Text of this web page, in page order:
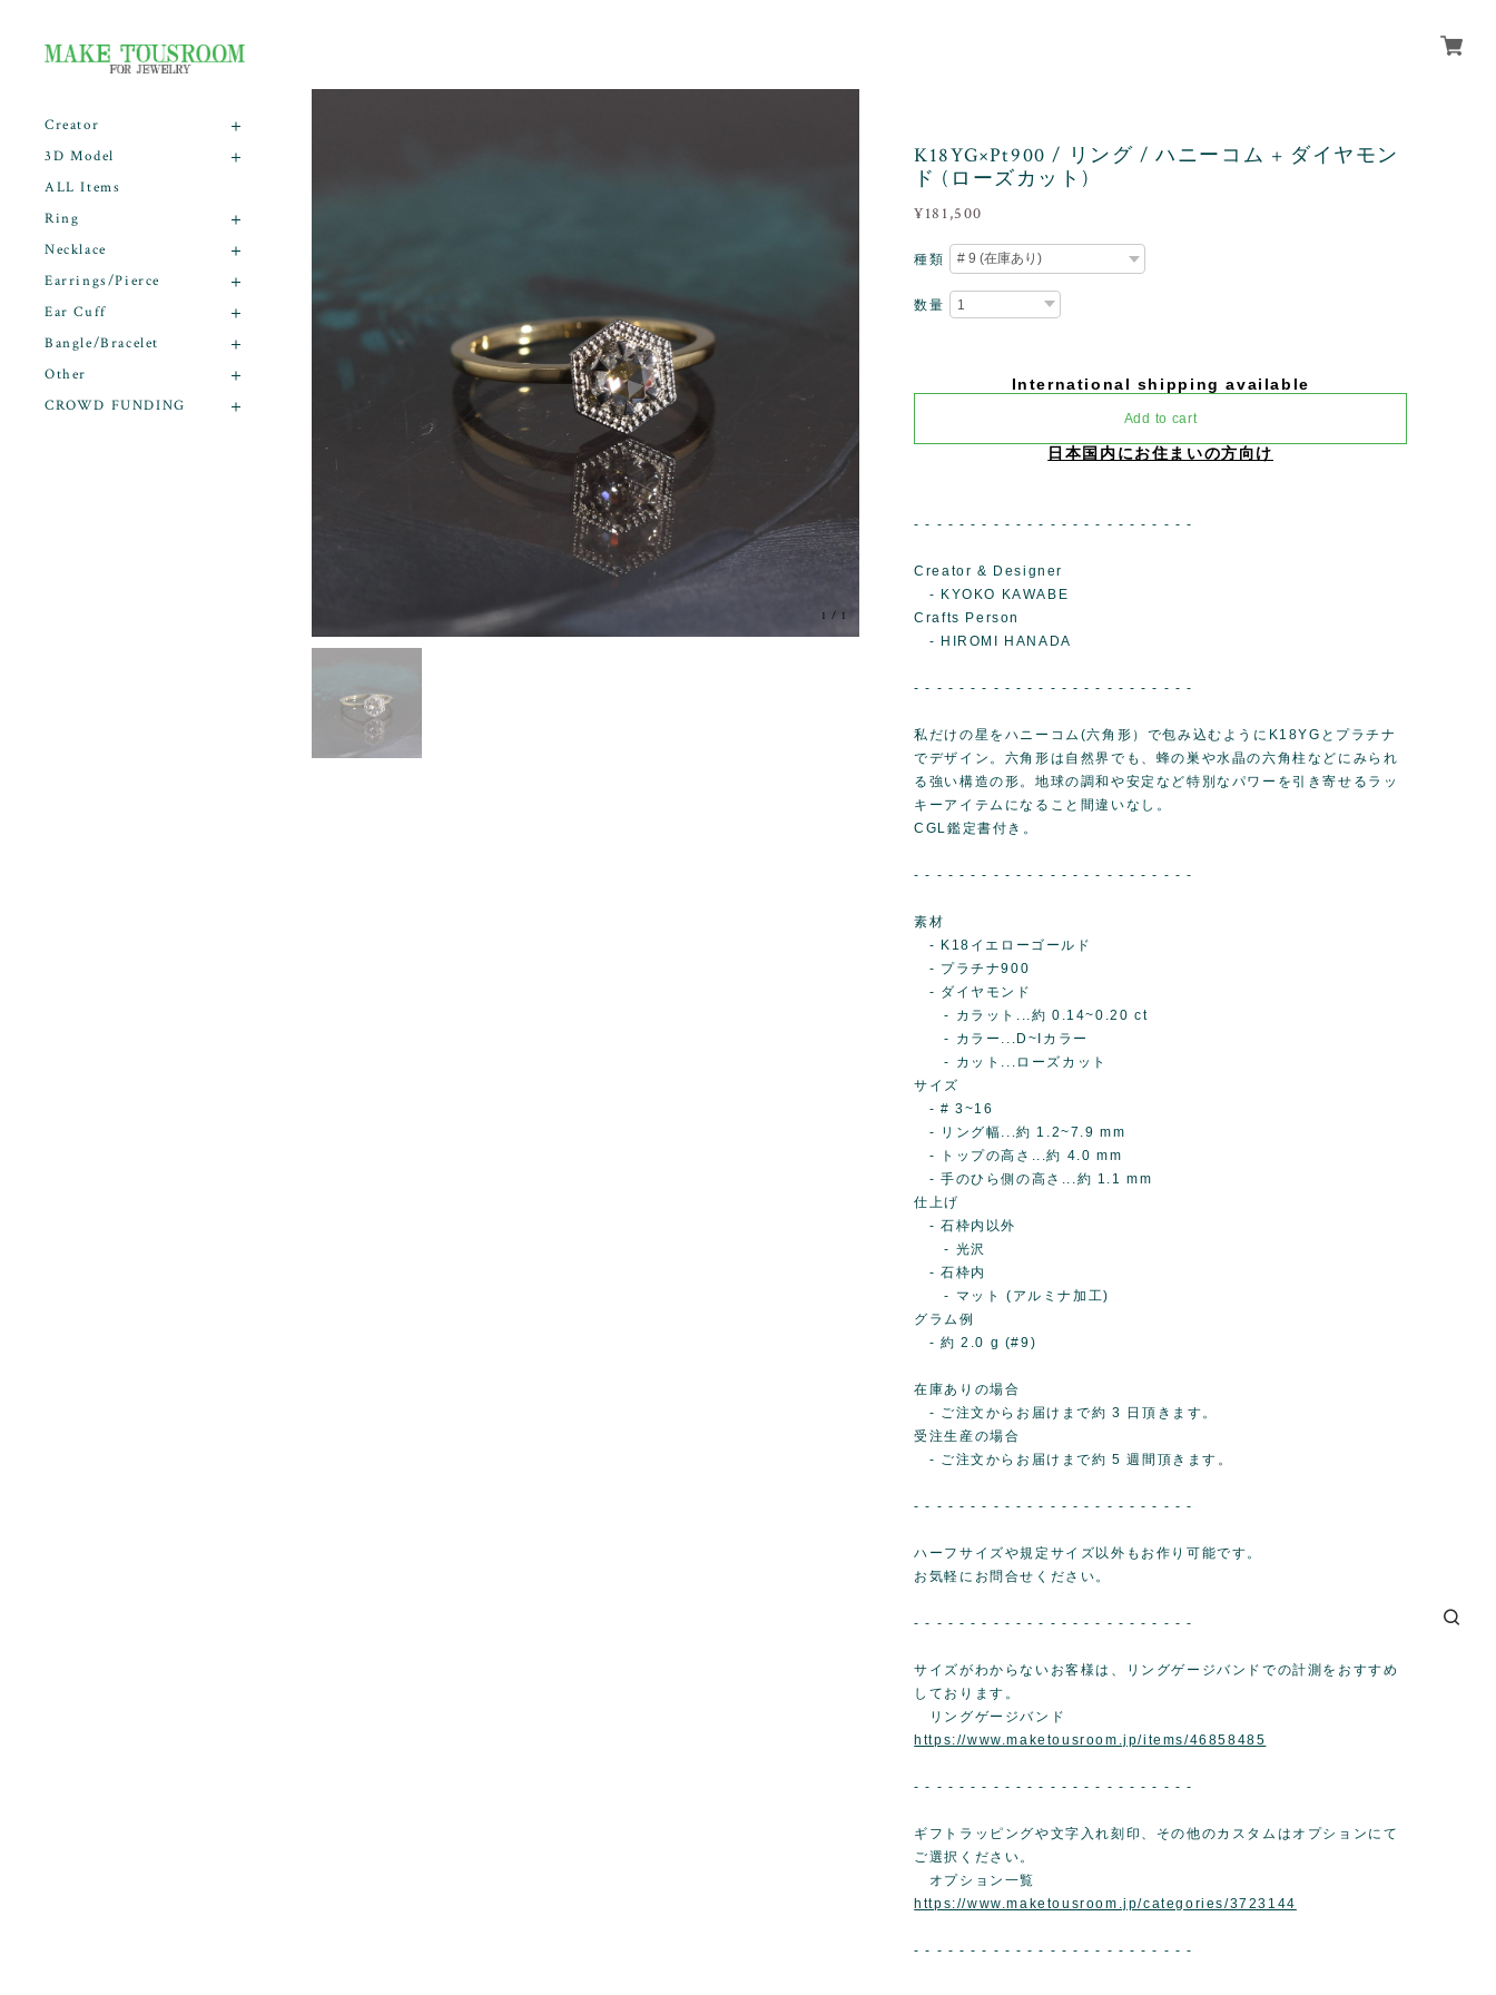
Creator
3D Model
ALL Items
Ring
Necklace
Earrings/Pierce
Ear Cuff
Bangle/Bracelet
Other
CROWD FUNDING
1 / 1
K18YG×Pt900 / リング / ハニーコム + ダイヤモン
ド (ローズカット)
¥181,500
種類
数量
International shipping available
Add to cart
日本国内にお住まいの方向け
- - - - - - - - - - - - - - - - - - - - - - - - -
Creator & Designer
- KYOKO KAWABE
Crafts Person
- HIROMI HANADA
- - - - - - - - - - - - - - - - - - - - - - - - -
私だけの星をハニーコム(六角形）で包み込むようにK18YGとプラチナ
でデザイン。六角形は自然界でも、蜂の巣や水晶の六角柱などにみられ
る強い構造の形。地球の調和や安定など特別なパワーを引き寄せるラッ
キーアイテムになること間違いなし。
CGL鑑定書付き。
- - - - - - - - - - - - - - - - - - - - - - - - -
素材
- K18イエローゴールド
- プラチナ900
- ダイヤモンド
- カラット...約 0.14~0.20 ct
- カラー...D~Iカラー
- カット...ローズカット
サイズ
- # 3~16
- リング幅...約 1.2~7.9 mm
- トップの高さ...約 4.0 mm
- 手のひら側の高さ...約 1.1 mm
仕上げ
- 石枠内以外
- 光沢
- 石枠内
- マット (アルミナ加工)
グラム例
- 約 2.0 g (#9)
在庫ありの場合
- ご注文からお届けまで約 3 日頂きます。
受注生産の場合
- ご注文からお届けまで約 5 週間頂きます。
- - - - - - - - - - - - - - - - - - - - - - - - -
ハーフサイズや規定サイズ以外もお作り可能です。
お気軽にお問合せください。
- - - - - - - - - - - - - - - - - - - - - - - - -
サイズがわからないお客様は、リングゲージバンドでの計測をおすすめ
しております。
リングゲージバンド
https://www.maketousroom.jp/items/46858485
- - - - - - - - - - - - - - - - - - - - - - - - -
ギフトラッピングや文字入れ刻印、その他のカスタムはオプションにて
ご選択ください。
オプション一覧
https://www.maketousroom.jp/categories/3723144
- - - - - - - - - - - - - - - - - - - - - - - - -